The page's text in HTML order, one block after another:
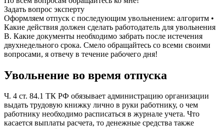
Задать вопрос эксперту
Оформляем отпуск с последующим увольнением: алгоритм •
Какие действия должен сделать работодатель для увольнения
В. Какие документы необходимо забрать после истечения
двухнедельного срока. Смело обращайтесь со всеми своими
вопросами, я отвечу в течение рабочего дня!
Увольнение во время отпуска
Ч. 4 ст. 84.1 ТК РФ обязывает администрацию организации
выдать трудовую книжку лично в руки работнику, о чем
работнику необходимо расписаться в журнале учета. Что
касается выплаты расчета, то денежные средства также